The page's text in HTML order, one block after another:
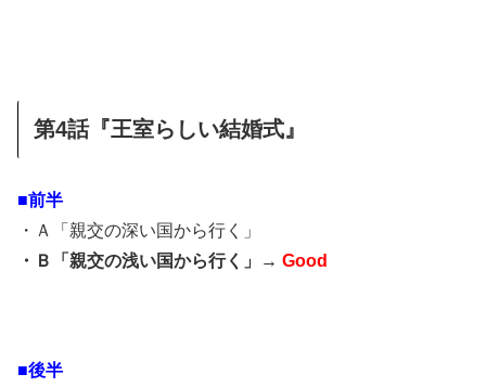
第4話『王室らしい結婚式』
■前半
・Ａ「親交の深い国から行く」
・Ｂ「親交の浅い国から行く」→ Good
■後半